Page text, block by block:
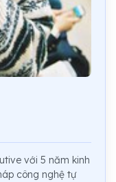
với 5 năm kinh
công nghệ tự